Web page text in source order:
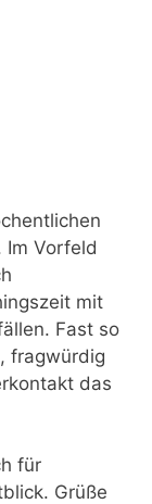
Im Vorfeld
mit
Fast so
fragwürdig
das
für
Grüße